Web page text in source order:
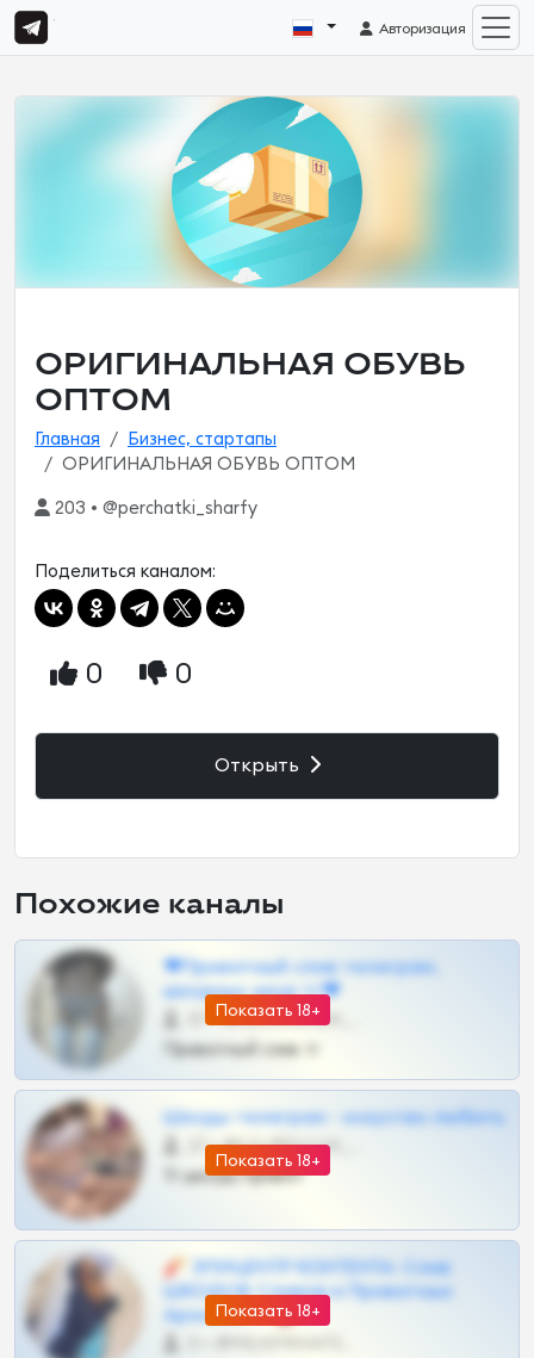
Авторизация
ОРИГИНАЛЬНАЯ ОБУВЬ
ОПТОМ
Главная
Бизнес, стартапы
ОРИГИНАЛЬНАЯ ОБУВЬ ОПТОМ
203 • @perchatki_sharfy
Поделиться каналом:
0 0
Открыть
Похожие каналы
Показать 18+
❤Приватный слив телеграм,
шкодных шкур тг❤
57 •
Приватный слив тг
Показать 18+
Шкоды телеграм - искуство любить
27 •
Тг шкоды приват
Показать 18+
🧨 ЭПИЦЕНТР КОНТЕНТА: Слив
ШКОДОВ Сливов и Приватных
Архивов ТГ 🔞💎